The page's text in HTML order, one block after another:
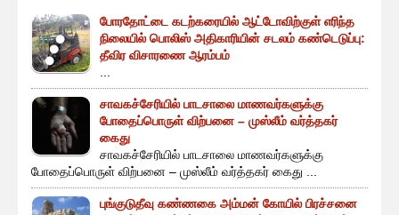
போரதோட்டை கடற்கரையில் ஆட்டோவிற்குள் எரிந்த
நிலையில் பொலிஸ் அதிகாரியின் சடலம் கண்டெடுப்பு:
தீவிர விசாரணை ஆரம்பம்
...
சாவகச்சேரியில் பாடசாலை மாணவர்களுக்கு
போதைப்பொருள் விற்பனை – முஸ்லீம் வர்த்தகர்
கைது
சாவகச்சேரியில் பாடசாலை மாணவர்களுக்கு
போதைப்பொருள் விற்பனை – முஸ்லீம் வர்த்தகர் கைது ...
புங்குடுதீவு கண்ணகை அம்மன் கோயில் பிரச்சனை